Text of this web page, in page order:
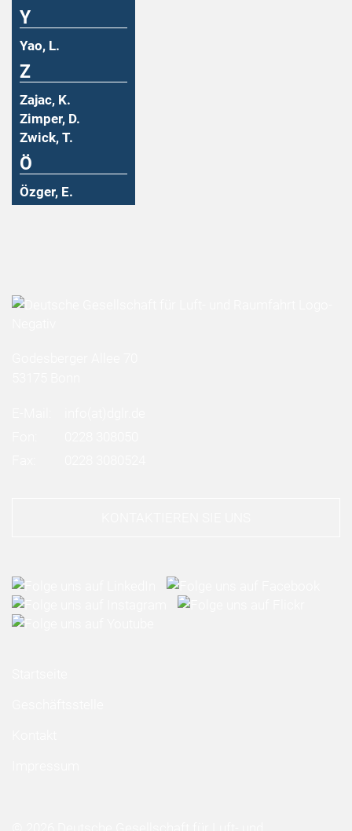
Y
Yao, L.
Z
Zajac, K.
Zimper, D.
Zwick, T.
Ö
Özger, E.